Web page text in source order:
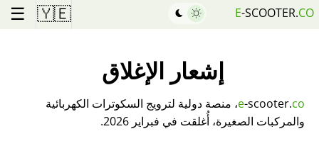
E-SCOOTER.CO
🇾🇪
☰
إشعار الإغلاق
e-scooter.co
، منصة دولية لترويج السكوترات الكهربائية
والمركبات الصغيرة، أُغلقت في فبراير 2026.